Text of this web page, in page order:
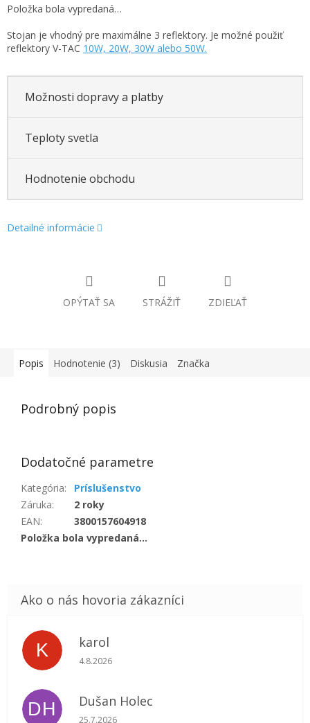
Položka bola vypredaná…
Stojan je vhodný pre maximálne 3 reflektory. Je možné použiť
reflektory V-TAC 10W, 20W, 30W alebo 50W.
Možnosti dopravy a platby
Teploty svetla
Hodnotenie obchodu
Detailné informácie
OPÝTAŤ SA STRÁŽIŤ ZDIEĽAŤ
Popis Hodnotenie (3) Diskusia Značka
Podrobný popis
Dodatočné parametre
Kategória:
Príslušenstvo
Záruka:
2 roky
EAN:
3800157604918
Položka bola vypredaná…
K karol
Hodnotenie obchodu je 5 z 5 hviezdičiek.
4.8.2026
DH Dušan Holec
Hodnotenie obchodu je 5 z 5 hviezdičiek.
25.7.2026